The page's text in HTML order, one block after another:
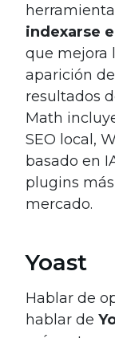
indexarse
que mejora
aparición
resultados
Math
SEO local,
basado en
plugins
mercado.
Yoast
Hablar de
hablar de